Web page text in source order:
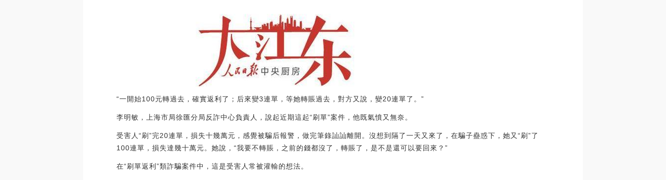
“一開始100元轉過去，確實返利了；后來變3連單，等她轉賬過去，對方又說，變20連單了。”
李明敏，上海市局徐匯分局反詐中心負責人，說起近期這起“刷單”案件，他既氣憤又無奈。
受害人“刷”完20連單，損失十幾萬元，感覺被騙后報警，做完筆錄訕訕離開。沒想到隔了一天又來了，在騙子蠱惑下，她又“刷”了
100連單，損失達幾十萬元。她說，“我要不轉賬，之前的錢都沒了，轉賬了，是不是還可以要回來？”
在“刷單返利”類詐騙案件中，這是受害人常被灌輸的想法。